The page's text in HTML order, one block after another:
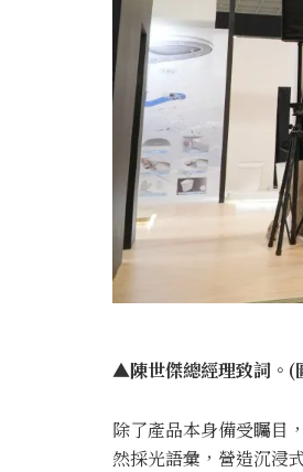
▲陳世傑總經理致詞。 (
除了產品本身備受矚目
然採光語彙，營造沉浸